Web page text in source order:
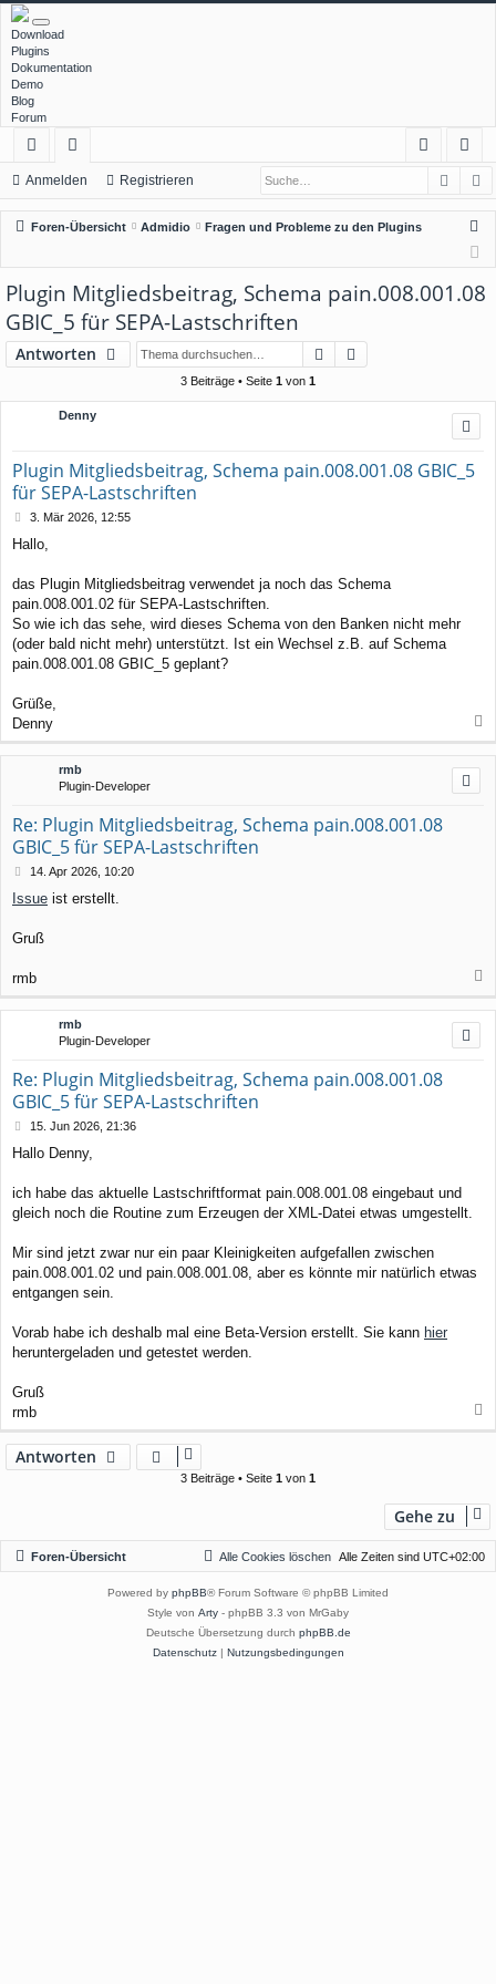
Download
Plugins
Dokumentation
Demo
Blog
Forum
ch
ne
rif
f
or
en
m
de
ist
rie
re
Anmelden Registrieren
Foren-Übersicht Admidio Fragen und Probleme zu den Plugins
h
Plugin Mitgliedsbeitrag, Schema pain.008.001.08
GBIC_5 für SEPA-Lastschriften
Antworten Suche
3 Beiträge • Seite 1 von 1
Denny
Plugin Mitgliedsbeitrag, Schema pain.008.001.08 GBIC_5
für SEPA-Lastschriften
B
i
r
a
3. Mär 2026, 12:55
Hallo,
das Plugin Mitgliedsbeitrag verwendet ja noch das Schema
pain.008.001.02 für SEPA-Lastschriften.
So wie ich das sehe, wird dieses Schema von den Banken nicht mehr
(oder bald nicht mehr) unterstützt. Ist ein Wechsel z.B. auf Schema
pain.008.001.08 GBIC_5 geplant?
Grüße,
Denny
a
c
rmb
Plugin-Developer
Re: Plugin Mitgliedsbeitrag, Schema pain.008.001.08
GBIC_5 für SEPA-Lastschriften
B
i
r
g
14. Apr 2026, 10:20
Issue ist erstellt.
Gruß
rmb
c
rmb
Plugin-Developer
Re: Plugin Mitgliedsbeitrag, Schema pain.008.001.08
GBIC_5 für SEPA-Lastschriften
B
i
r
a
15. Jun 2026, 21:36
Hallo Denny,
ich habe das aktuelle Lastschriftformat pain.008.001.08 eingebaut und
gleich noch die Routine zum Erzeugen der XML-Datei etwas umgestellt.
Mir sind jetzt zwar nur ein paar Kleinigkeiten aufgefallen zwischen
pain.008.001.02 und pain.008.001.08, aber es könnte mir natürlich etwas
entgangen sein.
Vorab habe ich deshalb mal eine Beta-Version erstellt. Sie kann hier
heruntergeladen und getestet werden.
Gruß
rmb
a
n
Antworten
3 Beiträge • Seite 1 von 1
Gehe zu
Foren-Übersicht Alle Zeiten sind UTC+02:00
Alle Cookies löschen
Powered by phpBB® Forum Software © phpBB Limited
Style von Arty - phpBB 3.3 von MrGaby
Deutsche Übersetzung durch phpBB.de
Datenschutz| Nutzungsbedingungen